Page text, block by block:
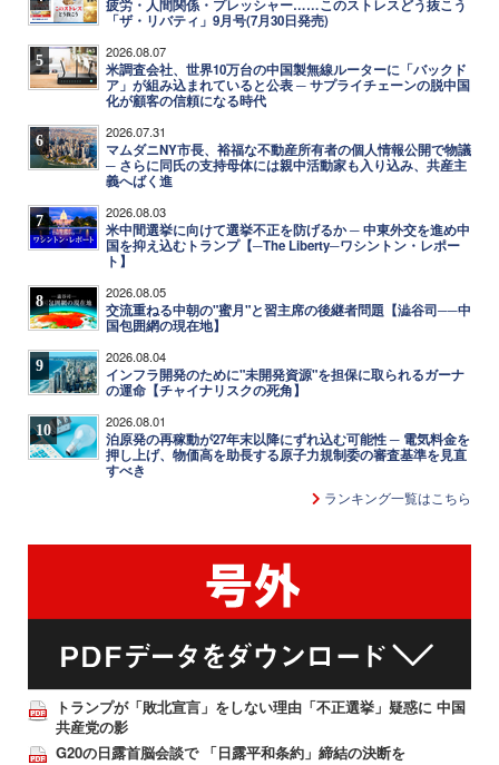
疲労・人間関係・プレッシャー……このストレスどう抜こう
「ザ・リバティ」9月号(7月30日発売)
5 2026.08.07
米調査会社、世界10万台の中国製無線ルーターに「バックド
ア」が組み込まれていると公表 ─ サプライチェーンの脱中国
化が顧客の信頼になる時代
6 2026.07.31
マムダニNY市長、裕福な不動産所有者の個人情報公開で物議
─ さらに同氏の支持母体には親中活動家も入り込み、共産主
義へばく進
7 2026.08.03
米中間選挙に向けて選挙不正を防げるか ─ 中東外交を進め中
国を抑え込むトランプ【─The Liberty─ワシントン・レポー
ト】
8 2026.08.05
交流重ねる中朝の"蜜月"と習主席の後継者問題【澁谷司──中
国包囲網の現在地】
9 2026.08.04
インフラ開発のために"未開発資源"を担保に取られるガーナ
の運命【チャイナリスクの死角】
10 2026.08.01
泊原発の再稼動が27年末以降にずれ込む可能性 ─ 電気料金を
押し上げ、物価高を助長する原子力規制委の審査基準を見直
すべき
ランキング一覧はこちら
トランプが「敗北宣言」をしない理由「不正選挙」疑惑に 中国
共産党の影
G20の日露首脳会談で 「日露平和条約」締結の決断を